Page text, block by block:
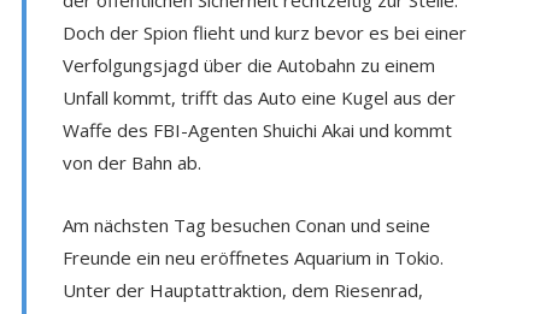
Doch der Spion flieht und kurz bevor es bei einer
Verfolgungsjagd über die Autobahn zu einem
Unfall kommt, trifft das Auto eine Kugel aus der
Waffe des FBI-Agenten Shuichi Akai und kommt
von der Bahn ab.
Am nächsten Tag besuchen Conan und seine
Freunde ein neu eröffnetes Aquarium in Tokio.
Unter der Hauptattraktion, dem Riesenrad,